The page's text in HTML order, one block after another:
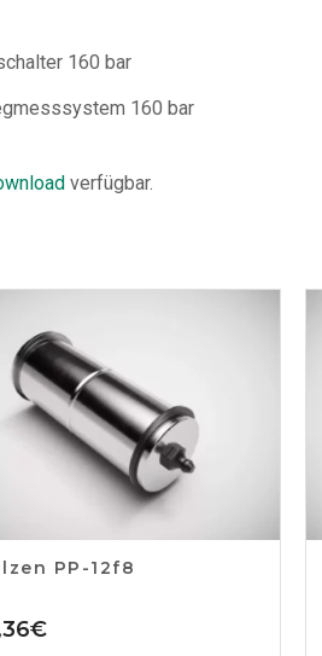
160 bar
160 bar
verfügbar.
PP-12f8
€